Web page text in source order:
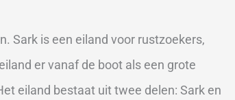
Sark is een eiland voor rustzoekers,
er vanaf de boot als een grote
eiland bestaat uit twee delen: Sark en